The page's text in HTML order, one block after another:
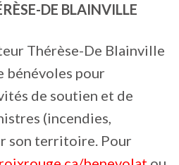
DE BLAINVILLE
Thérèse-De Blainville
bénévoles pour
de soutien et de
(incendies,
son territoire. Pour